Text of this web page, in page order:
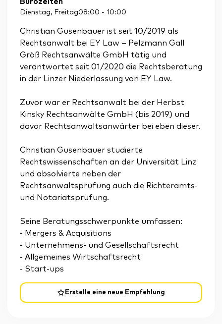
Dienstag, Freitag08:00 - 10:00
Erstelle eine neue Empfehlung
Christian Gusenbauer ist seit 10/2019 als
Rechtsanwalt bei EY Law – Pelzmann Gall
Größ Rechtsanwälte GmbH tätig und
verantwortet seit 01/2020 die Rechtsberatung
in der Linzer Niederlassung von EY Law.
Zuvor war er Rechtsanwalt bei der Herbst
Kinsky Rechtsanwälte GmbH (bis 2019) und
davor Rechtsanwaltsanwärter bei eben dieser.
Christian Gusenbauer studierte
Rechtswissenschaften an der Universität Linz
und absolvierte neben der
Rechtsanwaltsprüfung auch die Richteramts-
und Notariatsprüfung.
Seine Beratungsschwerpunkte umfassen:
- Mergers & Acquisitions
- Unternehmens- und Gesellschaftsrecht
- Allgemeines Wirtschaftsrecht
- Start-ups